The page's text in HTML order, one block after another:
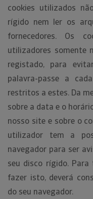
cookies utilizados
rígido nem ler os
fornecedores. Os
utilizadores somente
registado, para
palavra-passe a
restritos a estes. Da
sobre a data e o
nosso site e sobre o
utilizador tem a
navegador para ser
seu disco rígido.
fazer isto, deverá
do seu navegador.